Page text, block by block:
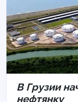
В Грузии
нефтянку